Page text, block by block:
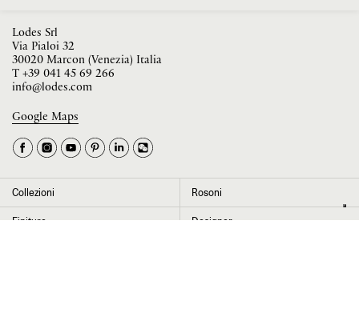
La tua occupazione è
Seleziona il paese ►
newsletter
Lodes Srl
Via Pialoi 32
30020 Marcon (Venezia) Italia
T +39 041 45 69 266
info@lodes.com
Google Maps
Collezioni Rosoni
Finiture Designer